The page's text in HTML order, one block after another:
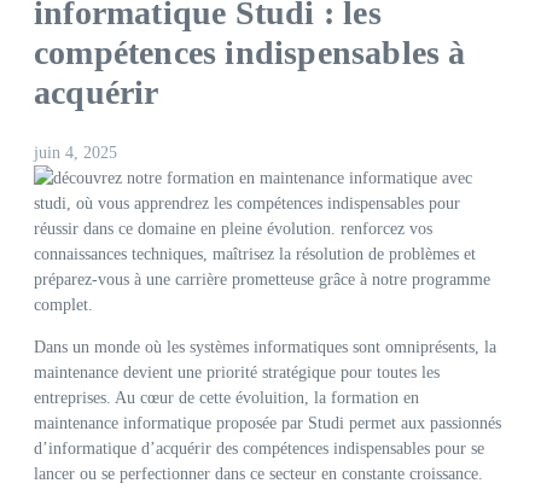
informatique Studi : les
compétences indispensables à
acquérir
juin 4, 2025
Dans un monde où les systèmes informatiques sont omniprésents, la
maintenance devient une priorité stratégique pour toutes les
entreprises. Au cœur de cette évoluition, la formation en
maintenance informatique proposée par Studi permet aux passionnés
d’informatique d’acquérir des compétences indispensables pour se
lancer ou se perfectionner dans ce secteur en constante croissance.